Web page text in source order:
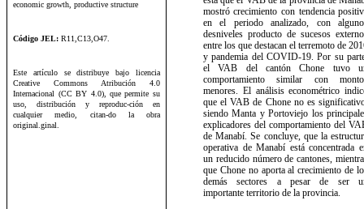
economic growth, productive structure
Código JEL: R11,C13,O47.
Este artículo se distribuye bajo licencia
Creative Commons Atribución 4.0
Internacional (CC BY 4.0), que permite su
uso, distribución y reproduc-ción en
cualquier medio, citan-do la obra
original.ginal.
mostró crecimiento con tendencia
en el periodo analizado, con
desniveles producto de sucesos
entre los que destacan el terremoto de
y pandemia del COVID-19. Por su
el VAB del cantón Chone tuvo
comportamiento similar con
menores. El análisis econométrico
que el VAB de Chone no es
siendo Manta y Portoviejo los
explicadores del comportamiento del
de Manabí. Se concluye, que la
operativa de Manabí está concentrada
un reducido número de cantones,
que Chone no aporta al crecimiento de
demás sectores a pesar de ser
importante territorio de la provincia.